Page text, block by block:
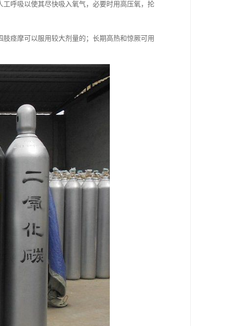
呼吸以使其尽快吸入氧气，必要时用高压氧，抡
痉摩可以服用较大剂量的；长期高热和惊厥可用